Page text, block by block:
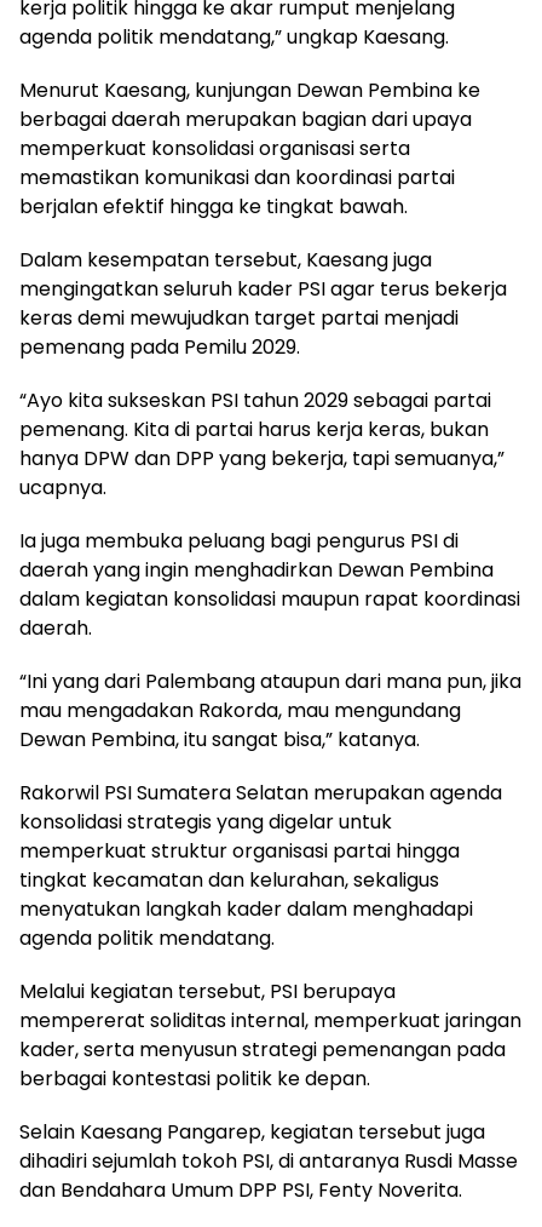
kerja politik hingga ke akar rumput menjelang
agenda politik mendatang,” ungkap Kaesang.
Menurut Kaesang, kunjungan Dewan Pembina ke
berbagai daerah merupakan bagian dari upaya
memperkuat konsolidasi organisasi serta
memastikan komunikasi dan koordinasi partai
berjalan efektif hingga ke tingkat bawah.
Dalam kesempatan tersebut, Kaesang juga
mengingatkan seluruh kader PSI agar terus bekerja
keras demi mewujudkan target partai menjadi
pemenang pada Pemilu 2029.
“Ayo kita sukseskan PSI tahun 2029 sebagai partai
pemenang. Kita di partai harus kerja keras, bukan
hanya DPW dan DPP yang bekerja, tapi semuanya,”
ucapnya.
Ia juga membuka peluang bagi pengurus PSI di
daerah yang ingin menghadirkan Dewan Pembina
dalam kegiatan konsolidasi maupun rapat koordinasi
daerah.
“Ini yang dari Palembang ataupun dari mana pun, jika
mau mengadakan Rakorda, mau mengundang
Dewan Pembina, itu sangat bisa,” katanya.
Rakorwil PSI Sumatera Selatan merupakan agenda
konsolidasi strategis yang digelar untuk
memperkuat struktur organisasi partai hingga
tingkat kecamatan dan kelurahan, sekaligus
menyatukan langkah kader dalam menghadapi
agenda politik mendatang.
Melalui kegiatan tersebut, PSI berupaya
mempererat soliditas internal, memperkuat jaringan
kader, serta menyusun strategi pemenangan pada
berbagai kontestasi politik ke depan.
Selain Kaesang Pangarep, kegiatan tersebut juga
dihadiri sejumlah tokoh PSI, di antaranya Rusdi Masse
dan Bendahara Umum DPP PSI, Fenty Noverita.